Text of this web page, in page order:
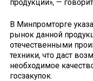
продукции», —
В Минпромторге
рынок данной
отечественными
техники, что даст
необходимое
госзакупок.